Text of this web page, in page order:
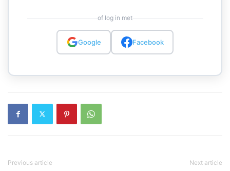
of log in met
Google Facebook
Previous article Next article